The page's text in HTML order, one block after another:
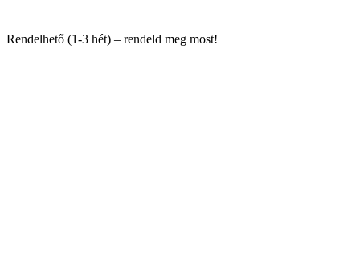
Rendelhető (1-3 hét) – rendeld meg most!